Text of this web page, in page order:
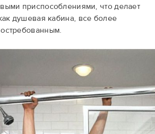
приспособлениями, что делает
душевая кабина, все более